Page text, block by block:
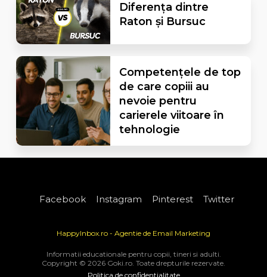
Diferența dintre
Raton și Bursuc
Competențele de top
de care copiii au
nevoie pentru
carierele viitoare în
tehnologie
Facebook Instagram Pinterest Twitter
HappyInbox.ro - Agentie de Email Marketing
Informatii educationale pentru copii, tineri si adulti.
Copyright © 2026 Goki.ro. Toate drepturile rezervate.
Politica de confidentialitate